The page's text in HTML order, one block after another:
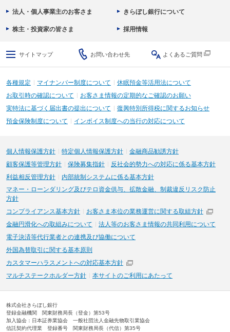
法人・個人事業主のお客さま きらぼし銀行について
株主・投資家の皆さま 採用情報
サイトマップ お問い合わせ先 よくあるご質問
各種規定 マイナンバー制度について
休眠預金等活用法について
お取引時の確認について
お客さま情報の定期的なご確認のお願い
実特法に基づく届出書の提出について
復興特別所得税に関するお知らせ
預金保険制度について
インボイス制度への当行の対応について
個人情報保護方針 特定個人情報保護方針
金融商品勧誘方針
顧客保護等管理方針
保険募集指針
反社会的勢力への対応に係る基本方針
利益相反管理方針
内部統制システムに係る基本方針
マネー・ローンダリング及びテロ資金供与、拡散金融、制裁違反リスク防止
方針
コンプライアンス基本方針
お客さま本位の業務運営に関する取組方針
金融円滑化への取組みについて
法人等のお客さま情報の共同利用について
電子決済等代行業者との連携及び協働について
外国為替取引に関する基本原則
カスタマーハラスメントへの対応基本方針
マルチステークホルダー方針
本サイトのご利用にあたって
株式会社きらぼし銀行
登録金融機関 関東財務局長（登金）第53号
加入協会：日本証券業協会 一般社団法人金融先物取引業協会
信託契約代理業 登録番号 関東財務局長（代信）第35号